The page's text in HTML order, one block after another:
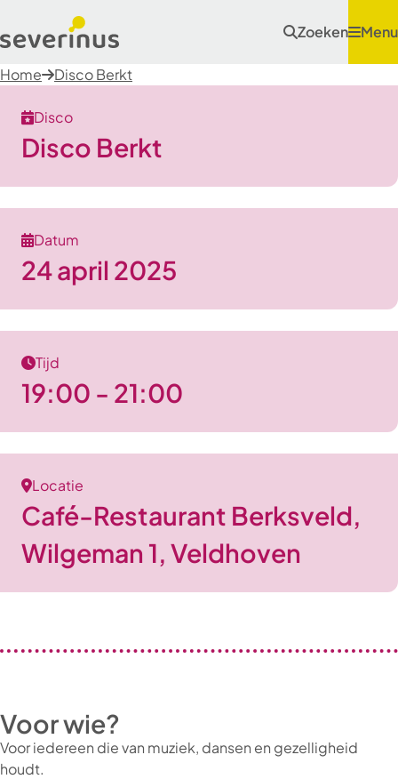
Zoeken Menu
Home Disco Berkt
Disco
Disco Berkt
Datum
24 april 2025
Tijd
19:00 - 21:00
Locatie
Café-Restaurant Berksveld,
Wilgeman 1, Veldhoven
Voor wie?
Voor iedereen die van muziek, dansen en gezelligheid
houdt.